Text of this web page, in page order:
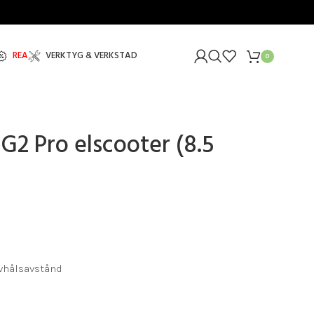
REA VERKTYG & VERKSTAD 0
Pro elscooter (8.5